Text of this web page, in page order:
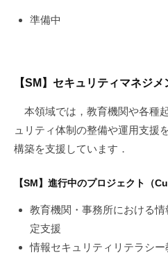
準備中
【SM】セキュリティマネジ
本領域では，教育機関や各種
ュリティ体制の整備や運用支援
構築を支援しています．
【SM】進行中のプロジェクト（
教育機関・事務所における
定支援
情報セキュリティリテラシ